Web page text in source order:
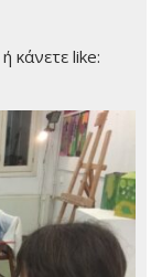
κάνετε like: